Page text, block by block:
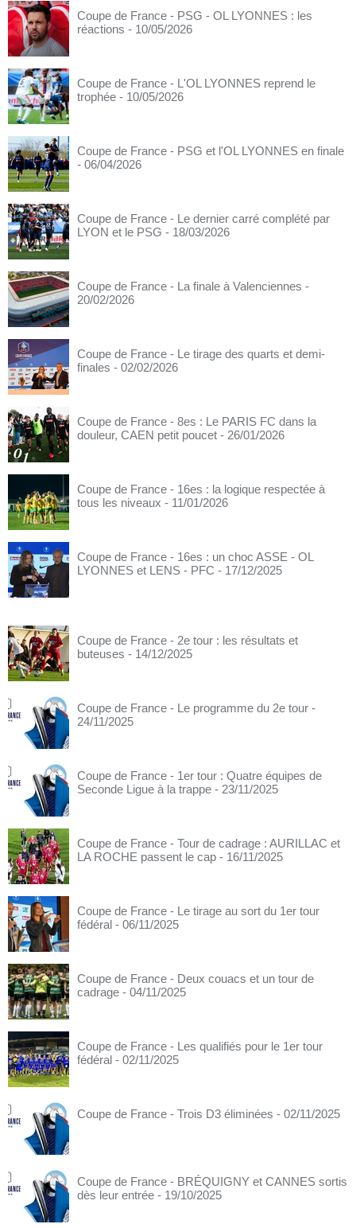
Coupe de France - PSG - OL LYONNES : les
réactions - 10/05/2026
Coupe de France - L'OL LYONNES reprend le
trophée - 10/05/2026
Coupe de France - PSG et l'OL LYONNES en finale
- 06/04/2026
Coupe de France - Le dernier carré complété par
LYON et le PSG - 18/03/2026
Coupe de France - La finale à Valenciennes -
20/02/2026
Coupe de France - Le tirage des quarts et demi-
finales - 02/02/2026
Coupe de France - 8es : Le PARIS FC dans la
douleur, CAEN petit poucet - 26/01/2026
Coupe de France - 16es : la logique respectée à
tous les niveaux - 11/01/2026
Coupe de France - 16es : un choc ASSE - OL
LYONNES et LENS - PFC - 17/12/2025
Coupe de France - 2e tour : les résultats et
buteuses - 14/12/2025
Coupe de France - Le programme du 2e tour -
24/11/2025
Coupe de France - 1er tour : Quatre équipes de
Seconde Ligue à la trappe - 23/11/2025
Coupe de France - Tour de cadrage : AURILLAC et
LA ROCHE passent le cap - 16/11/2025
Coupe de France - Le tirage au sort du 1er tour
fédéral - 06/11/2025
Coupe de France - Deux couacs et un tour de
cadrage - 04/11/2025
Coupe de France - Les qualifiés pour le 1er tour
fédéral - 02/11/2025
Coupe de France - Trois D3 éliminées - 02/11/2025
Coupe de France - BRÉQUIGNY et CANNES sortis
dès leur entrée - 19/10/2025